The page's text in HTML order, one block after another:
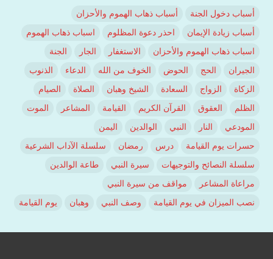
أسباب دخول الجنة
أسباب ذهاب الهموم والأحزان
أسباب زيادة الإيمان
احذر دعوة المظلوم
اسباب ذهاب الهموم
اسباب ذهاب الهموم والأحزان
الاستغفار الجار
الجنة
الجيران
الحج الحوض الخوف من الله الدعاء
الذنوب
الزكاة
الزواج السعادة الشيخ وهبان الصلاة
الصيام
الظلم
العقوق القرآن الكريم القيامة المشاعر
الموت
المودعي
النار النبي الوالدين
اليمن
حسرات يوم القيامة
درس رمضان
سلسلة الآداب الشرعية
سلسلة النصائح والتوجيهات
سيرة النبي
طاعة الوالدين
مراعاة المشاعر
مواقف من سيرة النبي
نصب الميزان في يوم القيامة
وصف النبي وهبان يوم القيامة